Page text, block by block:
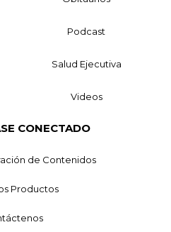
Podcast
Salud Ejecutiva
Videos
CONECTADO
de Contenidos
Productos